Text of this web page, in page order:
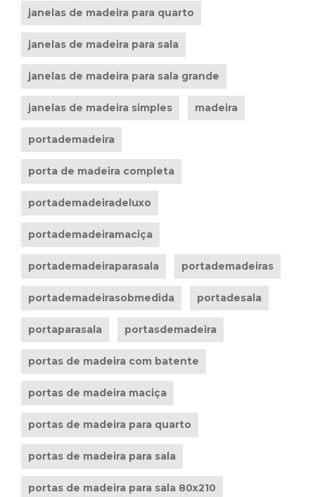
janelas de madeira para quarto
janelas de madeira para sala
janelas de madeira para sala grande
janelas de madeira simples madeira
portademadeira
porta de madeira completa
portademadeiradeluxo
portademadeiramaciça
portademadeiraparasala portademadeiras
portademadeirasobmedida portadesala
portaparasala portasdemadeira
portas de madeira com batente
portas de madeira maciça
portas de madeira para quarto
portas de madeira para sala
portas de madeira para sala 80x210